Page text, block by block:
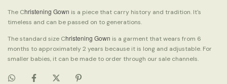
The Christening Gown is a piece that carry history and tradition. It's
timeless and can be passed on to generations.
The standard size Christening Gown is a garment that wears from 6
months to approximately 2 years because it is long and adjustable. For
smaller babies, it can be made to order through our sale channels.